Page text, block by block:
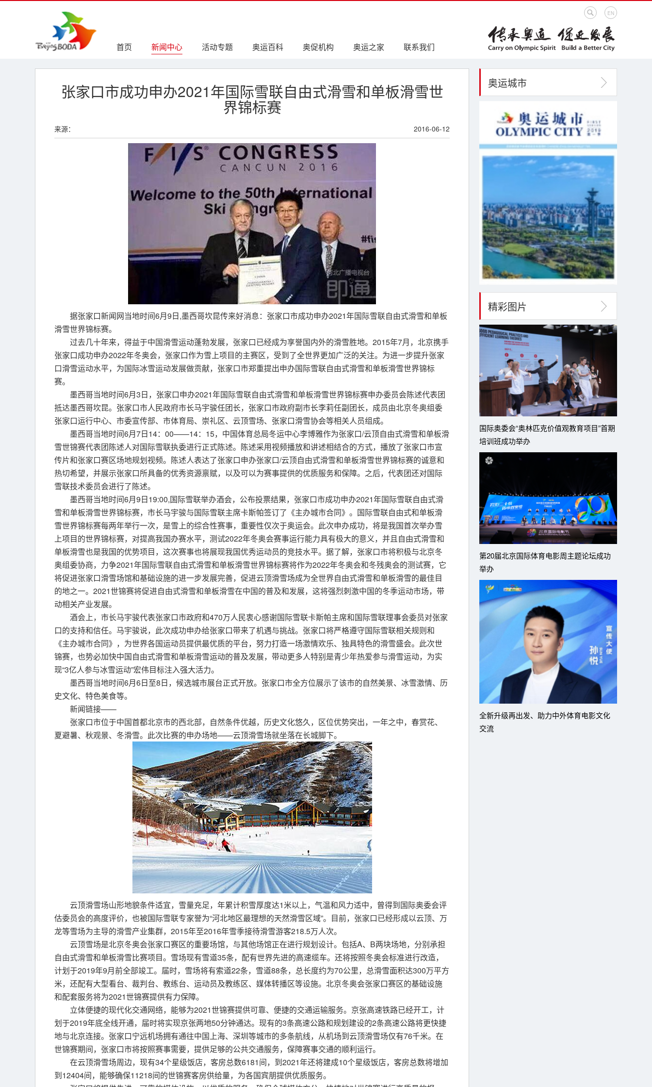
EN
首页 新闻中心 活动专题 奥运百科 奥促机构 奥运之家 联系我们
张家口市成功申办2021年国际雪联自由式滑雪和单板滑雪世
界锦标赛
来源： 2016-06-12
据张家口新闻网当地时间6月9日,墨西哥坎昆传来好消息：张家口市成功申办2021年国际雪联自由式滑雪和单板
滑雪世界锦标赛。
过去几十年来，得益于中国滑雪运动蓬勃发展，张家口已经成为享誉国内外的滑雪胜地。2015年7月，北京携手
张家口成功申办2022年冬奥会，张家口作为雪上项目的主赛区，受到了全世界更加广泛的关注。为进一步提升张家
口滑雪运动水平，为国际冰雪运动发展做贡献，张家口市郑重提出申办国际雪联自由式滑雪和单板滑雪世界锦标
赛。
墨西哥当地时间6月3日，张家口申办2021年国际雪联自由式滑雪和单板滑雪世界锦标赛申办委员会陈述代表团
抵达墨西哥坎昆。张家口市人民政府市长马宇骏任团长，张家口市政府副市长李莉任副团长，成员由北京冬奥组委
张家口运行中心、市委宣传部、市体育局、崇礼区、云顶雪场、张家口滑雪协会等相关人员组成。
墨西哥当地时间6月7日14：00——14：15，中国体育总局冬运中心李博雅作为张家口/云顶自由式滑雪和单板滑
雪世锦赛代表团陈述人对国际雪联执委进行正式陈述。陈述采用视频播放和讲述相结合的方式，播放了张家口市宣
传片和张家口赛区场地规划视频。陈述人表达了张家口申办张家口/云顶自由式滑雪和单板滑雪世界锦标赛的诚意和
热切希望，并展示张家口所具备的优秀资源禀赋，以及可以为赛事提供的优质服务和保障。之后，代表团还对国际
雪联技术委员会进行了陈述。
墨西哥当地时间6月9日19:00,国际雪联举办酒会，公布投票结果，张家口市成功申办2021年国际雪联自由式滑
雪和单板滑雪世界锦标赛，市长马宇骏与国际雪联主席卡斯帕签订了《主办城市合同》。国际雪联自由式和单板滑
雪世界锦标赛每两年举行一次，是雪上的综合性赛事，重要性仅次于奥运会。此次申办成功，将是我国首次举办雪
上项目的世界锦标赛，对提高我国办赛水平，测试2022年冬奥会赛事运行能力具有极大的意义，并且自由式滑雪和
单板滑雪也是我国的优势项目，这次赛事也将展现我国优秀运动员的竞技水平。据了解，张家口市将积极与北京冬
奥组委协商，力争2021年国际雪联自由式滑雪和单板滑雪世界锦标赛将作为2022年冬奥会和冬残奥会的测试赛，它
将促进张家口滑雪场馆和基础设施的进一步发展完善，促进云顶滑雪场成为全世界自由式滑雪和单板滑雪的最佳目
的地之一。2021世锦赛将促进自由式滑雪和单板滑雪在中国的普及和发展，这将强烈刺激中国的冬季运动市场，带
动相关产业发展。
酒会上，市长马宇骏代表张家口市政府和470万人民衷心感谢国际雪联卡斯帕主席和国际雪联理事会委员对张家
口的支持和信任。马宇骏说，此次成功申办给张家口带来了机遇与挑战。张家口将严格遵守国际雪联相关规则和
《主办城市合同》，为世界各国运动员提供最优质的平台，努力打造一场激情欢乐、独具特色的滑雪盛会。此次世
锦赛，也势必加快中国自由式滑雪和单板滑雪运动的普及发展，带动更多人特别是青少年热爱参与滑雪运动，为实
现“3亿人参与冰雪运动”宏伟目标注入强大活力。
墨西哥当地时间6月6日至8日，候选城市展台正式开放。张家口市全方位展示了该市的自然美景、冰雪激情、历
史文化、特色美食等。
新闻链接——
张家口市位于中国首都北京市的西北部，自然条件优越，历史文化悠久，区位优势突出，一年之中，春赏花、
夏避暑、秋观景、冬滑雪。此次比赛的申办场地——云顶滑雪场就坐落在长城脚下。
云顶滑雪场山形地貌条件适宜，雪量充足，年累计积雪厚度达1米以上，气温和风力适中，曾得到国际奥委会评
估委员会的高度评价，也被国际雪联专家誉为“河北地区最理想的天然滑雪区域”。目前，张家口已经形成以云顶、万
龙等雪场为主导的滑雪产业集群，2015年至2016年雪季接待滑雪游客218.5万人次。
云顶雪场是北京冬奥会张家口赛区的重要场馆，与其他场馆正在进行规划设计。包括A、B两块场地，分别承担
自由式滑雪和单板滑雪比赛项目。雪场现有雪道35条，配有世界先进的高速缆车。还将按照冬奥会标准进行改造，
计划于2019年9月前全部竣工。届时，雪场将有索道22条，雪道88条，总长度约为70公里，总滑雪面积达300万平方
米，还配有大型看台、裁判台、教练台、运动员及教练区、媒体转播区等设施。北京冬奥会张家口赛区的基础设施
和配套服务将为2021世锦赛提供有力保障。
立体便捷的现代化交通网络，能够为2021世锦赛提供可靠、便捷的交通运输服务。京张高速铁路已经开工，计
划于2019年底全线开通，届时将实现京张两地50分钟通达。现有的3条高速公路和规划建设的2条高速公路将更快捷
地与北京连接。张家口宁远机场拥有通往中国上海、深圳等城市的多条航线，从机场到云顶滑雪场仅有76千米。在
世锦赛期间，张家口市将按照赛事需要，提供足够的公共交通服务，保障赛事交通的顺利运行。
在云顶滑雪场周边，现有34个星级饭店，客房总数6181间，到2021年还将建成10个星级饭店，客房总数将增加
到12404间，能够确保11218间的世锦赛客房供给量，为各国宾朋提供优质服务。
奥运城市
精彩图片
国际奥委会“奥林匹克价值观教育项目”首期
培训班成功举办
第20届北京国际体育电影周主题论坛成功
举办
全新升级再出发、助力中外体育电影文化
交流